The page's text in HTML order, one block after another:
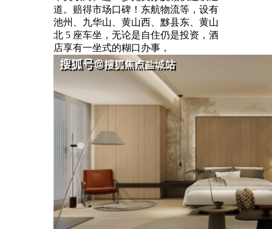
道。赔得市场口碑！东航物流等，设有
池州、九华山、黄山西、黟县东、黄山
北 5 座车坐，无论是自住仍是投资，酒
店享有一坐式的糊口办事，